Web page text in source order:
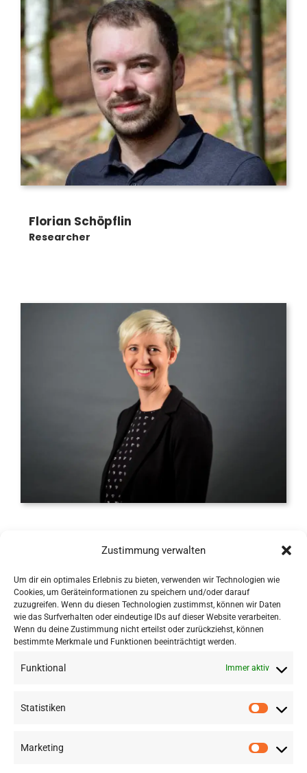
Zustimmung verwalten
Um dir ein optimales Erlebnis zu bieten, verwenden wir Technologien wie
Cookies, um Geräteinformationen zu speichern und/oder darauf
zuzugreifen. Wenn du diesen Technologien zustimmst, können wir Daten
wie das Surfverhalten oder eindeutige IDs auf dieser Website verarbeiten.
Wenn du deine Zustimmung nicht erteilst oder zurückziehst, können
bestimmte Merkmale und Funktionen beeinträchtigt werden.
Funktional Immer aktiv
Statistiken
Marketing
Florian Schöpflin
Researcher
Senior Researcher
©2026 RSA FG | Presse|AGB|